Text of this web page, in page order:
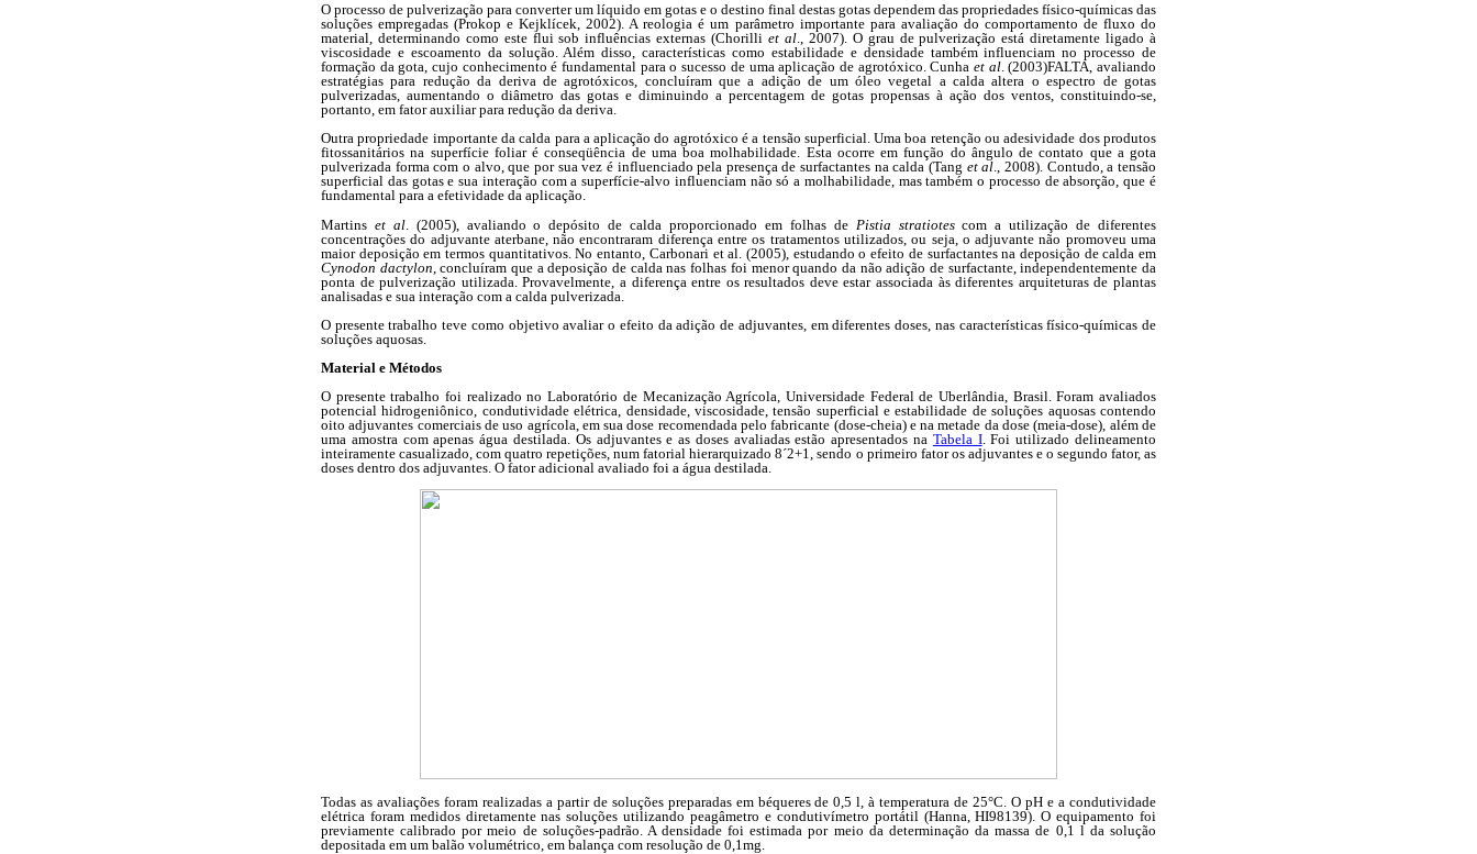
O processo de pulverização para converter um líquido em gotas e o destino final destas gotas dependem das propriedades físico-químicas das
soluções empregadas (Prokop e Kejklícek, 2002). A reologia é um parâmetro importante para avaliação do comportamento de fluxo do
material, determinando como este flui sob influências externas (Chorilliet al., 2007). O grau de pulverização está diretamente ligado à
viscosidade e escoamento da solução. Além disso, características como estabilidade e densidade também influenciam no processo de
formação da gota, cujo conhecimento é fundamental para o sucesso de uma aplicação de agrotóxico. Cunha et al. (2003)FALTA, avaliando
estratégias para redução da deriva de agrotóxicos, concluíram que a adição de um óleo vegetal a calda altera o espectro de gotas
pulverizadas, aumentando o diâmetro das gotas e diminuindo a percentagem de gotas propensas à ação dos ventos, constituindo-se,
portanto, em fator auxiliar para redução da deriva.
Outra propriedade importante da calda para a aplicação do agrotóxico é a tensão superficial. Uma boa retenção ou adesividade dos produtos
fitossanitários na superfície foliar é conseqüência de uma boa molhabilidade. Esta ocorre em função do ângulo de contato que a gota
pulverizada forma com o alvo, que por sua vez é influenciado pela presença de surfactantes na calda (Tang et al., 2008). Contudo, a tensão
superficial das gotas e sua interação com a superfície-alvo influenciam não só a molhabilidade, mas também o processo de absorção, que é
fundamental para a efetividade da aplicação.
Martins et al. (2005), avaliando o depósito de calda proporcionado em folhas de Pistia stratiotescom a utilização de diferentes
concentrações do adjuvante aterbane, não encontraram diferença entre os tratamentos utilizados, ou seja, o adjuvante não promoveu uma
maior deposição em termos quantitativos. No entanto, Carbonari et al. (2005), estudando o efeito de surfactantes na deposição de calda em
Cynodon dactylon , concluíram que a deposição de calda nas folhas foi menor quando da não adição de surfactante, independentemente da
ponta de pulverização utilizada. Provavelmente, a diferença entre os resultados deve estar associada às diferentes arquiteturas de plantas
analisadas e sua interação com a calda pulverizada.
O presente trabalho teve como objetivo avaliar o efeito da adição de adjuvantes, em diferentes doses, nas características físico-químicas de
soluções aquosas.
Material e Métodos
O presente trabalho foi realizado no Laboratório de Mecanização Agrícola, Universidade Federal de Uberlândia, Brasil. Foram avaliados
potencial hidrogeniônico, condutividade elétrica, densidade, viscosidade, tensão superficial e estabilidade de soluções aquosas contendo
oito adjuvantes comerciais de uso agrícola, em sua dose recomendada pelo fabricante (dose-cheia) e na metade da dose (meia-dose), além de
uma amostra com apenas água destilada. Os adjuvantes e as doses avaliadas estão apresentados na Tabela I. Foi utilizado delineamento
inteiramente casualizado, com quatro repetições, num fatorial hierarquizado 8´2+1, sendo o primeiro fator os adjuvantes e o segundo fator, as
doses dentro dos adjuvantes. O fator adicional avaliado foi a água destilada.
Todas as avaliações foram realizadas a partir de soluções preparadas em béqueres de 0,5 l, à temperatura de 25°C. O pH e a condutividade
elétrica foram medidos diretamente nas soluções utilizando peagâmetro e condutivímetro portátil (Hanna, HI98139). O equipamento foi
previamente calibrado por meio de soluções-padrão. A densidade foi estimada por meio da determinação da massa de 0,1 l da solução
depositada em um balão volumétrico, em balança com resolução de 0,1mg.